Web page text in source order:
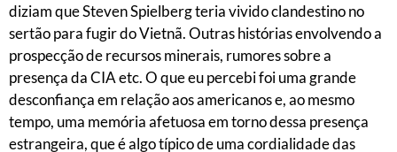
diziam que Steven Spielberg teria vivido clandestino no
sertão para fugir do Vietnã. Outras histórias envolvendo a
prospecção de recursos minerais, rumores sobre a
presença da CIA etc. O que eu percebi foi uma grande
desconfiança em relação aos americanos e, ao mesmo
tempo, uma memória afetuosa em torno dessa presença
estrangeira, que é algo típico de uma cordialidade das